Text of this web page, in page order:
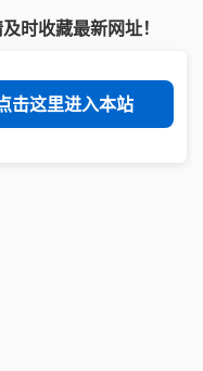
时收藏最新网址！
击这里进入本站